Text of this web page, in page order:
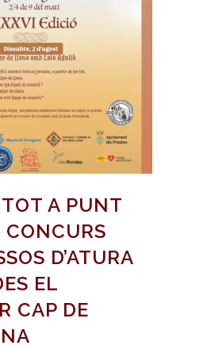
TOT A PUNT
CONCURS
D’ATURA
EL
CAP DE